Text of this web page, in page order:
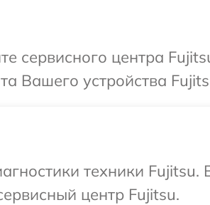
сервисного центра
Вашего устройства
техники Fujitsu.
центр Fujitsu.